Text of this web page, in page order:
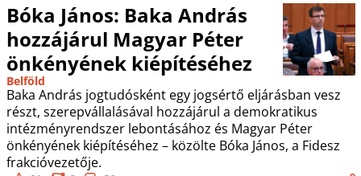
Bóka János: Baka András
hozzájárul Magyar Péter
önkényének kiépítéséhez
Belföld
Baka András jogtudósként egy jogsértő eljárásban vesz
részt, szerepvállalásával hozzájárul a demokratikus
intézményrendszer lebontásához és Magyar Péter
önkényének kiépítéséhez – közölte Bóka János, a Fidesz
frakcióvezetője.